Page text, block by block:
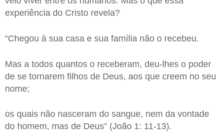
experiência do Cristo revela?
“Chegou à sua casa e sua família não o recebeu.
Mas a todos quantos o receberam, deu-lhes o poder
de se tornarem filhos de Deus, aos que creem no seu
nome;
os quais não nasceram do sangue, nem da vontade
do homem, mas de Deus” (João 1: 11-13).